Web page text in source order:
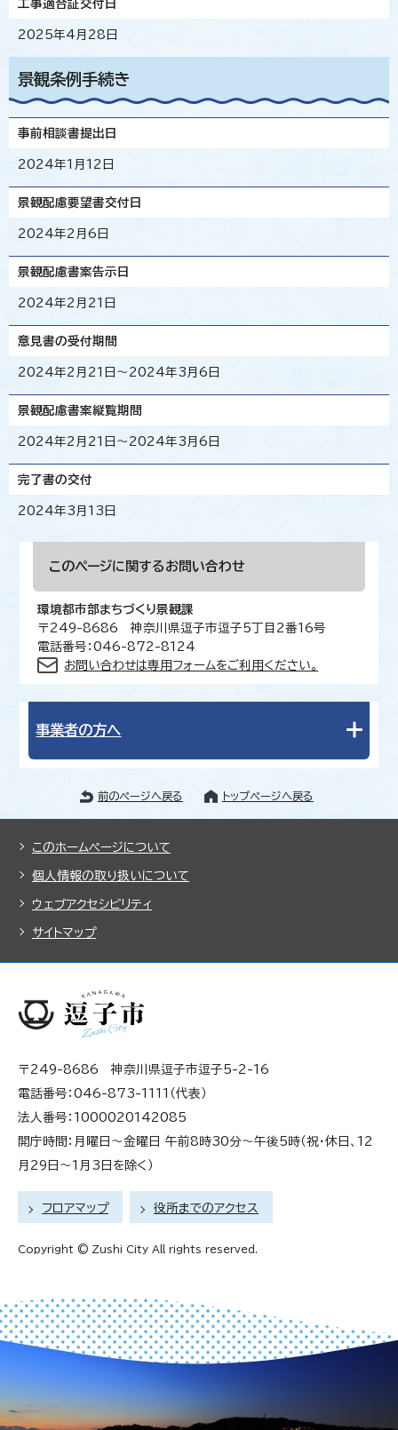
工事適合証交付日
2025年4月28日
景観条例手続き
事前相談書提出日
2024年1月12日
景観配慮要望書交付日
2024年2月6日
景観配慮書案告示日
2024年2月21日
意見書の受付期間
2024年2月21日～2024年3月6日
景観配慮書案縦覧期間
2024年2月21日～2024年3月6日
完了書の交付
2024年3月13日
このページに関する お問い合わせ
環境都市部まちづくり景観課
〒249-8686 神奈川県逗子市逗子5丁目2番16号
電話番号：046-872-8124
お問い合わせは専用フォームをご利用ください。
事業者の方へ
前のページへ戻る トップページへ戻る
このホームページについて
個人情報の取り扱いについて
ウェブアクセシビリティ
サイトマップ
〒249-8686 神奈川県逗子市逗子5-2-16
電話番号：046-873-1111（代表）
法人番号：1000020142085
開庁時間：月曜日～金曜日 午前8時30分～午後5時（祝・休日、12
月29日～1月3日を除く）
フロアマップ 役所までのアクセス
Copyright © Zushi City All rights reserved.